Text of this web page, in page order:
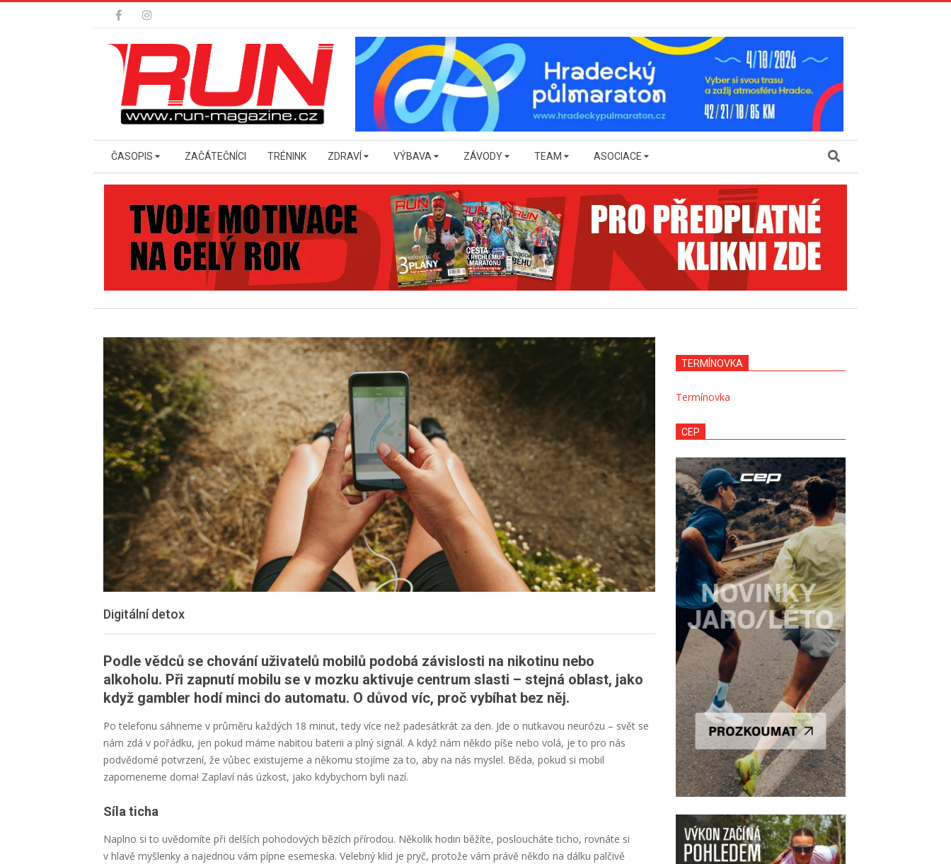
Secondary
Menu
ČASOPIS ZAČÁTEČNÍCI TRÉNINK ZDRAVÍ VÝBAVA ZÁVODY TEAM ASOCIACE Search
Digitální detox
Podle vědců se chování uživatelů mobilů podobá závislosti na nikotinu nebo
alkoholu. Při zapnutí mobilu se v mozku aktivuje centrum slasti – stejná oblast, jako
když gambler hodí minci do automatu. O důvod víc, proč vybíhat bez něj.
Po telefonu sáhneme v průměru každých 18 minut, tedy více než padesátkrát za den. Jde o nutkavou neurózu – svět se
nám zdá v pořádku, jen pokud máme nabitou baterii a plný signál. A když nám někdo píše nebo volá, je to pro nás
podvědomé potvrzení, že vůbec existujeme a někomu stojíme za to, aby na nás myslel. Běda, pokud si mobil
zapomeneme doma! Zaplaví nás úzkost, jako kdybychom byli nazí.
Síla ticha
Naplno si to uvědomíte při delších pohodových bězích přírodou. Několik hodin běžíte, posloucháte ticho, rovnáte si
v hlavě myšlenky a najednou vám pípne esemeska. Velebný klid je pryč, protože vám právě někdo na dálku palčivě
TERMÍNOVKA
Termínovka
CEP